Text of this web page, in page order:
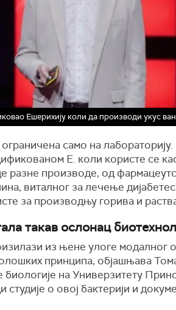
Ешерихију коли да производи укус
само на лабораторију.
Е. коли користе се
разне производе, од
виталног за лечење
за производњу горива и
такав ослонац
из њене улоге модалног
принципа, објашњава
на Универзитету
о овој бактерији и